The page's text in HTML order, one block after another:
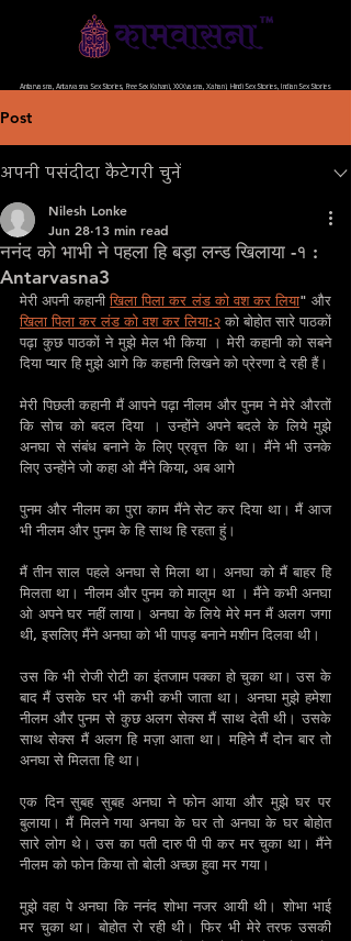
Antarvasna, Antarvasna Sex Stories, Free Sex Kahani, XXXvasna, Xahani, Hindi Sex Stories, Indian Sex Stories
Post
अपनी पसंदीदा कैटेगरी चुनें
ननंद को भाभी ने पहला हि बड़ा लन्ड खिलाया -१ :
Antarvasna3
Nilesh Lonke
Jun 28 13 min read
मेरी अपनी कहानी खिला पिला कर लंड को वश कर लिया
खिला पिला कर लंड को वश कर लिया:२ को बोहोत सारे पाठकों
पढ़ा कुछ पाठकों ने मुझे मेल भी किया । मेरी कहानी को सबने
दिया प्यार हि मुझे आगे कि कहानी लिखने को प्रेरणा दे रही हैं।
मेरी पिछली कहानी मैं आपने पढ़ा नीलम और पुनम ने मेरे औरतों
कि सोच को बदल दिया । उन्होंने अपने बदले के लिये मुझे
अनघा से संबंध बनाने के लिए प्रवृत्त कि था। मैंने भी उनके
लिए उन्होंने जो कहा ओ मैंने किया, अब आगे
पुनम और नीलम का पुरा काम मैंने सेट कर दिया था। मैं आज
भी नीलम और पुनम के हि साथ हि रहता हुं।
मैं तीन साल पहले अनघा से मिला था। अनघा को मैं बाहर हि
मिलता था। नीलम और पुनम को मालुम था । मैंने कभी अनघा
ओ अपने घर नहीं लाया। अनघा के लिये मेरे मन मैं अलग जगा
थी, इसलिए मैंने अनघा को भी पापड़ बनाने मशीन दिलवा थी।
उस कि भी रोजी रोटी का इंतजाम पक्का हो चुका था। उस के
बाद मैं उसके घर भी कभी कभी जाता था। अनघा मुझे हमेशा
नीलम और पुनम से कुछ अलग सेक्स मैं साथ देती थी। उसके
साथ सेक्स मैं अलग हि मज़ा आता था। महिने मैं दोन बार तो
अनघा से मिलता हि था।
एक दिन सुबह सुबह अनघा ने फोन आया और मुझे घर पर
बुलाया। मैं मिलने गया अनघा के घर तो अनघा के घर बोहोत
सारे लोग थे। उस का पती दारु पी पी कर मर चुका था। मैंने
नीलम को फोन किया तो बोली अच्छा हुवा मर गया।
मुझे वहा पे अनघा कि ननंद शोभा नजर आयी थी। शोभा भाई
मर चुका था। बोहोत रो रही थी। फिर भी मेरे तरफ उसकी